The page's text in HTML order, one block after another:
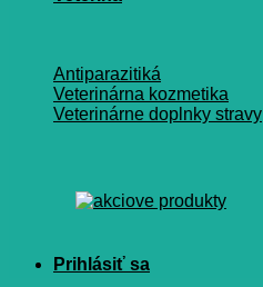
Antiparazitiká
Veterinárna kozmetika
Veterinárne doplnky stravy